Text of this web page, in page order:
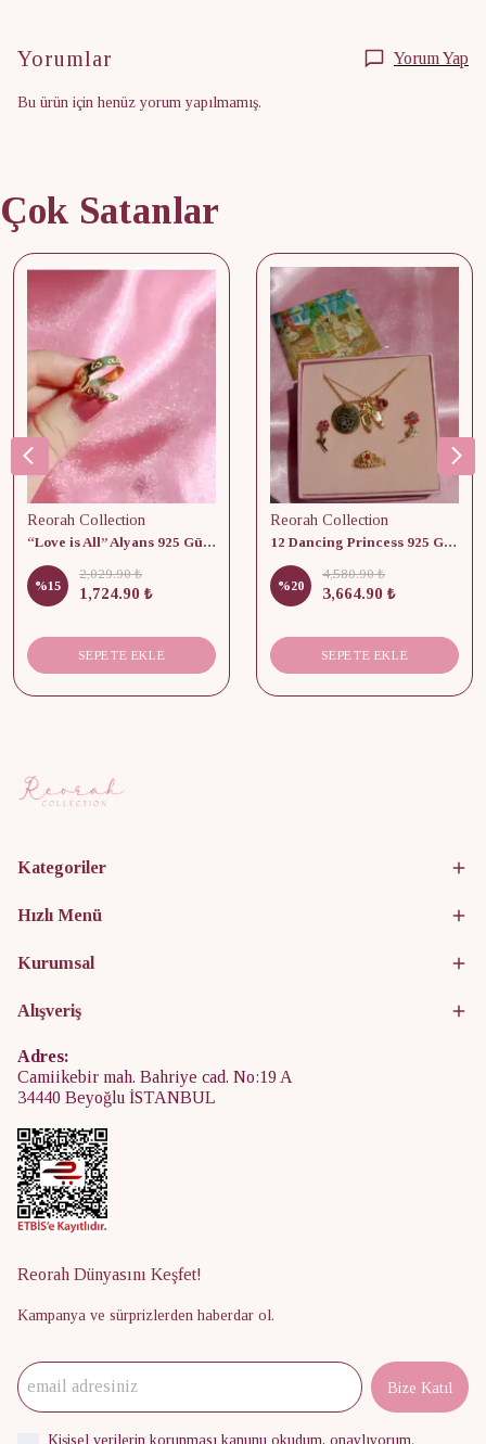
Yorumlar Yorum Yap
Bu ürün için henüz yorum yapılmamış.
Çok Satanlar
Reorah Collection
“Love is All” Alyans 925 Gümüş - Medium Beden
%15
2,029.90 ₺
1,724.90 ₺
SEPETE EKLE
Reorah Collection
12 Dancing Princess 925 Gümüş/ Kolye, Küpe ve Yüzük Set
%20
4,580.90 ₺
3,664.90 ₺
SEPETE EKLE
Kategoriler
Hızlı Menü
Kurumsal
Alışveriş
Adres:
Camiikebir mah. Bahriye cad. No:19 A
34440 Beyoğlu İSTANBUL
Reorah Dünyasını Keşfet!
Kampanya ve sürprizlerden haberdar ol.
Bize Katıl
Kişisel verilerin korunması kanunu okudum, onaylıyorum.